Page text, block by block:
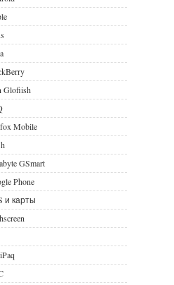
Glofiish
Mobile
GSmart
Phone
и карты